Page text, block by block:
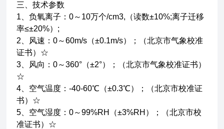
三、技术参数
1、负氧离子：0～10万个/cm3,（读数±10%;离子迁移
率≤±20%）;
2、风速：0～60m/s（±0.1m/s）；（北京市气象校准
证书）☆
3、风向：0～360°（±2°）；（北京市气象校准证书）
☆
4、空气温度：-40-60℃（±0.3℃）；（北京市校准证
书）☆
5、空气湿度：0～99%RH（±3%RH）；（北京市校
准证书）☆